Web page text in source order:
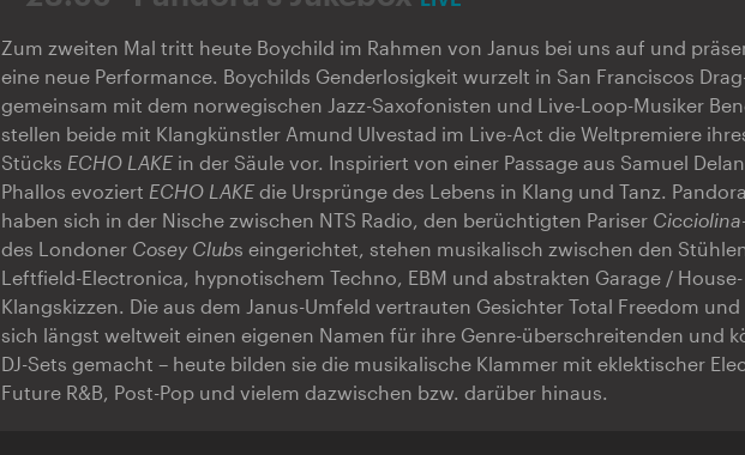
Zum zweiten Mal tritt heute Boychild im Rahmen von Janus bei uns auf und
eine neue Performance. Boychilds Genderlosigkeit wurzelt in San Franciscos
gemeinsam mit dem norwegischen Jazz-Saxofonisten und Live-Loop-Musiker
stellen beide mit Klangkünstler Amund Ulvestad im Live-Act die Weltpremiere
Stücks ECHO LAKEin der Säule vor. Inspiriert von einer Passage aus Samuel
Phallos evoziert ECHO LAKEdie Ursprünge des Lebens in Klang und Tanz.
haben sich in der Nische zwischen NTS Radio, den berüchtigten Pariser Cicciolina
des Londoner Cosey Clubs eingerichtet, stehen musikalisch zwischen den
Leftfield-Electronica, hypnotischem Techno, EBM und abstrakten Garage / House-
Klangskizzen. Die aus dem Janus-Umfeld vertrauten Gesichter Total Freedom
sich längst weltweit einen eigenen Namen für ihre Genre-überschreitenden und
DJ-Sets gemacht – heute bilden sie die musikalische Klammer mit eklektischer
Future R&B, Post-Pop und vielem dazwischen bzw. darüber hinaus.